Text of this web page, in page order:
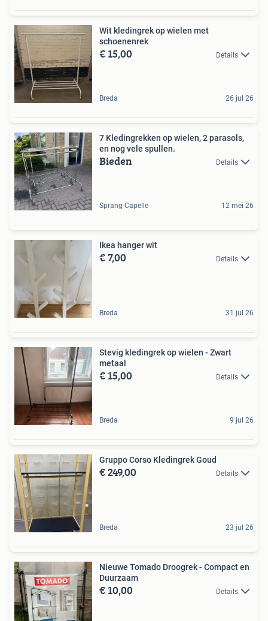
Wit kledingrek op wielen met
schoenenrek
€ 15,00 Details
Breda 26 jul 26
7 Kledingrekken op wielen, 2 parasols,
en nog vele spullen.
Bieden Details
Sprang-Capelle 12 mei 26
Ikea hanger wit
€ 7,00 Details
Breda 31 jul 26
Stevig kledingrek op wielen - Zwart
metaal
€ 15,00 Details
Breda 9 jul 26
Gruppo Corso Kledingrek Goud
€ 249,00 Details
Breda 23 jul 26
Nieuwe Tomado Droogrek - Compact en
Duurzaam
€ 10,00 Details